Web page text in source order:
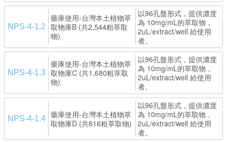
NPS-4-1.2
藥庫使用-台灣本土植物萃
取物庫B (共2,544粗萃取
物)
以96孔盤形式，提供濃度
為 10mg/mL的萃取物，
2uL/extract/well 給使用
者。
NPS-4-1.3
藥庫使用-台灣本土植物萃
取物庫C (共1,680粗萃取
物)
以96孔盤形式，提供濃度
為 10mg/mL的萃取物，
2uL/extract/well 給使用
者。
NPS-4-1.4
藥庫使用-台灣本土植物萃
取物庫D (共816粗萃取物)
以96孔盤形式，提供濃度
為 10mg/mL的萃取物，
2uL/extract/well 給使用
者。